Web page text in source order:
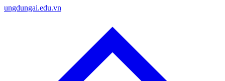
ungdungai.edu.vn